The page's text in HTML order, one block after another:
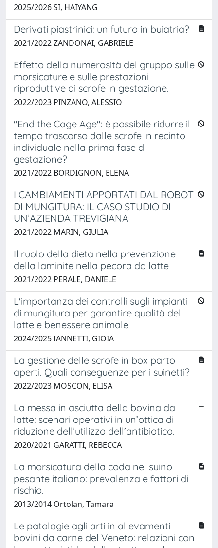
2025/2026 SI, HAIYANG
Derivati piastrinici: un futuro in buiatria?
2021/2022 ZANDONAI, GABRIELE
Effetto della numerosità del gruppo sulle
morsicature e sulle prestazioni
riproduttive di scrofe in gestazione.
2022/2023 PINZANO, ALESSIO
"End the Cage Age": è possibile ridurre il
tempo trascorso dalle scrofe in recinto
individuale nella prima fase di
gestazione?
2021/2022 BORDIGNON, ELENA
I CAMBIAMENTI APPORTATI DAL ROBOT
DI MUNGITURA: IL CASO STUDIO DI
UN’AZIENDA TREVIGIANA
2021/2022 MARIN, GIULIA
Il ruolo della dieta nella prevenzione
della laminite nella pecora da latte
2021/2022 PERALE, DANIELE
L'importanza dei controlli sugli impianti
di mungitura per garantire qualità del
latte e benessere animale
2024/2025 IANNETTI, GIOIA
La gestione delle scrofe in box parto
aperti. Quali conseguenze per i suinetti?
2022/2023 MOSCON, ELISA
La messa in asciutta della bovina da
latte: scenari operativi in un’ottica di
riduzione dell’utilizzo dell’antibiotico.
2020/2021 GARATTI, REBECCA
La morsicatura della coda nel suino
pesante italiano: prevalenza e fattori di
rischio.
2013/2014 Ortolan, Tamara
Le patologie agli arti in allevamenti
bovini da carne del Veneto: relazioni con